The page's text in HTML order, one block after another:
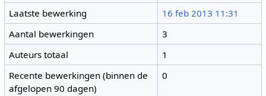
Laatste bewerking
16 feb 2013 11:31
Aantal bewerkingen
3
Auteurs totaal
1
Recente bewerkingen (binnen de
afgelopen 90 dagen)
0